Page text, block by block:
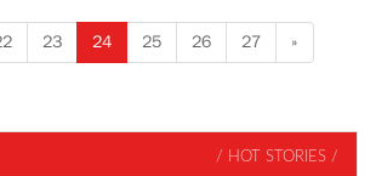
23 24 25 26 27 »
/ HOT STORIES /